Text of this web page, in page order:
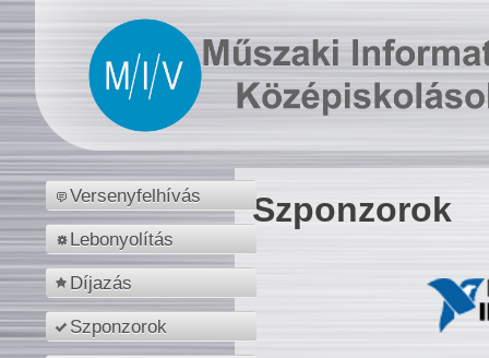
Versenyfelhívás
Lebonyolítás
Díjazás
Szponzorok
Szponzorok